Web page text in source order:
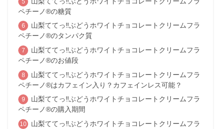
ペチーノ®の糖質
山梨ててっ‼ぶどうホワイトチョコレートクリームフラ
ペチーノ®のタンパク質
山梨ててっ‼ぶどうホワイトチョコレートクリームフラ
ペチーノ®のお値段
山梨ててっ‼ぶどうホワイトチョコレートクリームフラ
ペチーノ®はカフェイン入り？カフェインレス可能？
山梨ててっ‼ぶどうホワイトチョコレートクリームフラ
ペチーノ®の購入期間
山梨ててっ‼ぶどうホワイトチョコレートクリームフラ